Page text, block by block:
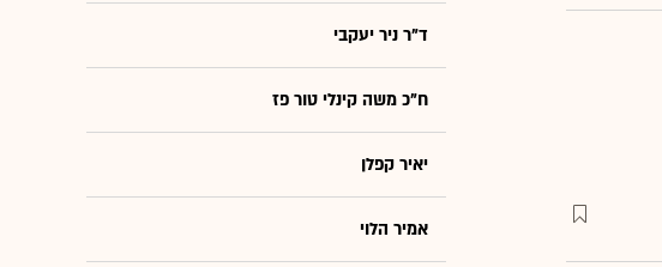
ד"ר ניר יעקבי
ח"כ משה קינלי טור פז
יאיר קפלן
אמיר הלוי